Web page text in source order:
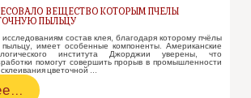
ВЕЩЕСТВО КОТОРЫМ ПЧЕЛЫ
ПЫЛЬЦУ
состав клея, благодаря которому пчёлы
имеет особенные компоненты. Американские
института Джорджии уверены, что
помогут совершить прорыв в промышленности
цветочной …